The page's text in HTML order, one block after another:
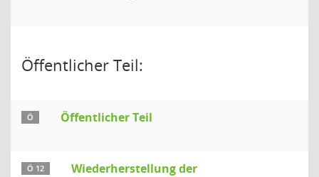
Öffentlicher Teil:
Ö Öffentlicher Teil
Ö 12
Wiederherstellung der